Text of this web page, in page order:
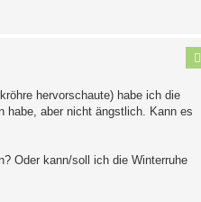
hervorschaute) habe ich die
habe, aber nicht ängstlich. Kann es
Oder kann/soll ich die Winterruhe